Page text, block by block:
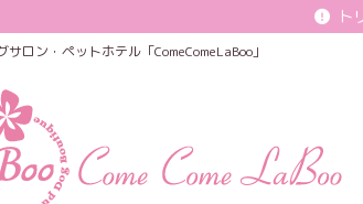
ト
ロン・ペットホテル「ComeComeLaBoo」